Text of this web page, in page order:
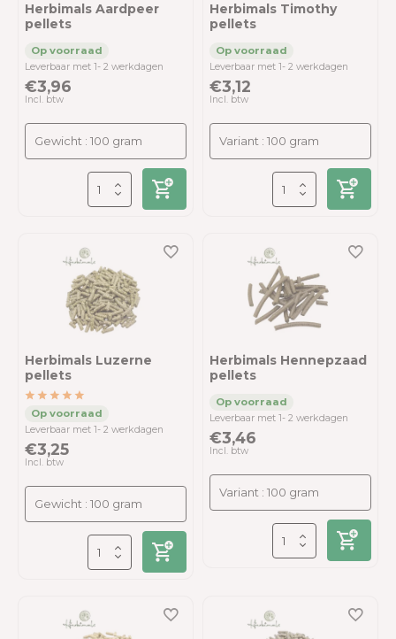
Herbimals Aardpeer
pellets
Leverbaar met 1- 2 werkdagen
€3,96
Incl. btw
Herbimals Timothy
pellets
Leverbaar met 1- 2 werkdagen
€3,12
Incl. btw
Herbimals Luzerne
pellets
Leverbaar met 1- 2 werkdagen
€3,25
Incl. btw
Herbimals Hennepzaad
pellets
Leverbaar met 1- 2 werkdagen
€3,46
Incl. btw